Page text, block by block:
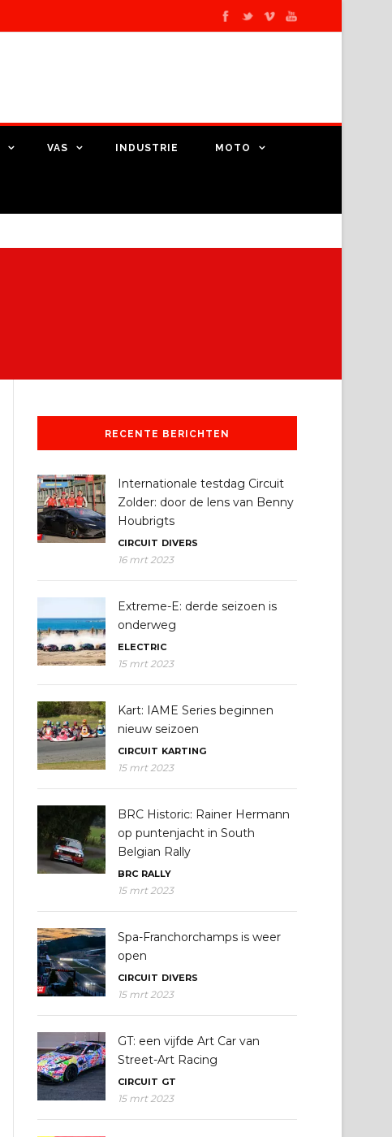
VAS INDUSTRIE MOTO
RECENTE BERICHTEN
Internationale testdag Circuit
Zolder: door de lens van Benny
Houbrigts
CIRCUIT DIVERS
16 mrt 2023
Extreme-E: derde seizoen is
onderweg
ELECTRIC
15 mrt 2023
Kart: IAME Series beginnen
nieuw seizoen
CIRCUIT KARTING
15 mrt 2023
BRC Historic: Rainer Hermann
op puntenjacht in South
Belgian Rally
BRC RALLY
15 mrt 2023
Spa-Franchorchamps is weer
open
CIRCUIT DIVERS
15 mrt 2023
GT: een vijfde Art Car van
Street-Art Racing
CIRCUIT GT
15 mrt 2023